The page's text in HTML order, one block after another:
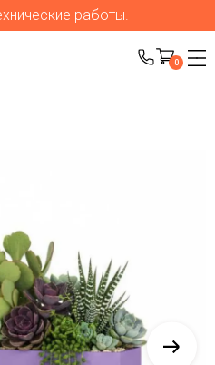
работы.
0